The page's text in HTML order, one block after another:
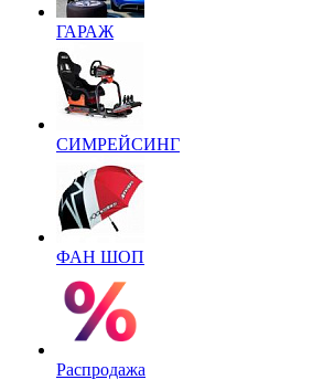
ГАРАЖ
СИМРЕЙСИНГ
ФАН ШОП
Распродажа